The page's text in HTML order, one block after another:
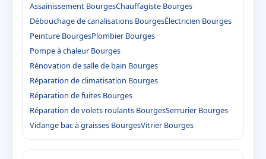
Assainissement BourgesChauffagiste Bourges
Débouchage de canalisations BourgesÉlectricien Bourges
Peinture BourgesPlombier Bourges
Pompe à chaleur Bourges
Rénovation de salle de bain Bourges
Réparation de climatisation Bourges
Réparation de fuites Bourges
Réparation de volets roulants BourgesSerrurier Bourges
Vidange bac à graisses BourgesVitrier Bourges